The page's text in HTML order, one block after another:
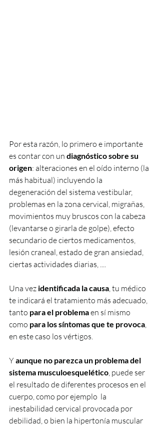
Por esta razón, lo primero e importante
es contar con un diagnóstico sobre su
origen: alteraciones en el oído interno (la
más habitual) incluyendo la
degeneración del sistema vestibular,
problemas en la zona cervical, migrañas,
movimientos muy bruscos con la cabeza
(levantarse o girarla de golpe), efecto
secundario de ciertos medicamentos,
lesión craneal, estado de gran ansiedad,
ciertas actividades diarias, ....
Una vez identificada la causa, tu médico
te indicará el tratamiento más adecuado,
tanto para el problema en sí mismo
como para los síntomas que te provoca,
en este caso los vértigos.
Y aunque no parezca un problema del
sistema musculoesquelético, puede ser
el resultado de diferentes procesos en el
cuerpo, como por ejemplo  la
inestabilidad cervical provocada por
debilidad, o bien la hipertonía muscular